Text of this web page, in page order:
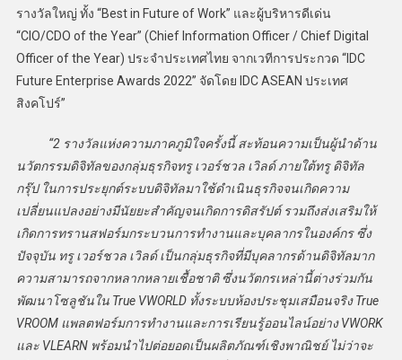
รางวัลใหญ่ ทั้ง “Best in Future of Work” และผู้บริหารดีเด่น
“CIO/CDO of the Year” (Chief Information Officer / Chief Digital
Officer of the Year) ประจำประเทศไทย จากเวทีการประกวด “IDC
Future Enterprise Awards 2022” จัดโดย IDC ASEAN ประเทศ
สิงคโปร์”
“2 รางวัลแห่งความภาคภูมิใจครั้งนี้ สะท้อนความเป็นผู้นำด้าน
นวัตกรรมดิจิทัลของกลุ่มธุรกิจทรู เวอร์ชวล เวิลด์ ภายใต้ทรู ดิจิทัล
กรุ๊ป ในการประยุกต์ระบบดิจิทัลมาใช้ดำเนินธุรกิจจนเกิดความ
เปลี่ยนแปลงอย่างมีนัยยะสำคัญจนเกิดการดิสรัปต์ รวมถึงส่งเสริมให้
เกิดการทรานสฟอร์มกระบวนการทำงานและบุคลากรในองค์กร ซึ่ง
ปัจจุบัน ทรู เวอร์ชวล เวิลด์ เป็นกลุ่มธุรกิจที่มีบุคลากรด้านดิจิทัลมาก
ความสามารถจากหลากหลายเชื้อชาติ ซึ่งนวัตกรเหล่านี้ต่างร่วมกัน
พัฒนาโซลูชันใน True VWORLD ทั้งระบบห้องประชุมเสมือนจริง True
VROOM แพลตฟอร์มการทำงานและการเรียนรู้ออนไลน์อย่าง VWORK
และ VLEARN พร้อมนำไปต่อยอดเป็นผลิตภัณฑ์เชิงพาณิชย์ ไม่ว่าจะ